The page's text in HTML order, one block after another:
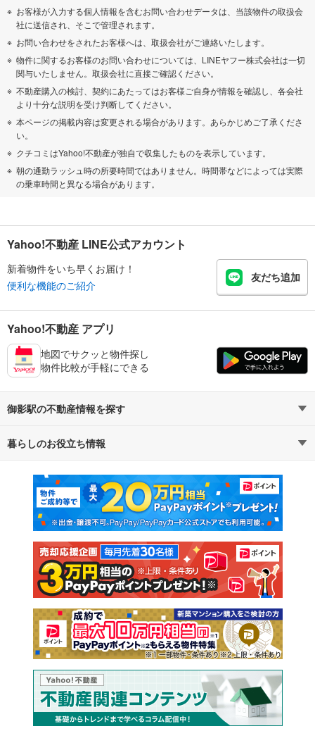
お客様が入力する個人情報を含むお問い合わせデータは、当該物件の取扱会
社に送信され、そこで管理されます。
お問い合わせをされたお客様へは、取扱会社がご連絡いたします。
物件に関するお客様のお問い合わせについては、LINEヤフー株式会社は一切
関与いたしません。取扱会社に直接ご確認ください。
不動産購入の検討、契約にあたってはお客様ご自身が情報を確認し、各会社
より十分な説明を受け判断してください。
本ページの掲載内容は変更される場合があります。あらかじめご了承くださ
い。
クチコミはYahoo!不動産が独自で収集したものを表示しています。
朝の通勤ラッシュ時の所要時間ではありません。時間帯などによっては実際
の乗車時間と異なる場合があります。
Yahoo!不動産 LINE公式アカウント
新着物件をいち早くお届け！
便利な機能のご紹介
友だち追加
Yahoo!不動産 アプリ
地図でサクッと物件探し
物件比較が手軽にできる
御影駅の不動産情報を探す
不動産・住宅
新築マンション 中古マンション
新築一戸建て 中古一戸建て
注文住宅 土地
売却査定
暮らしのお役立ち情報
マンションカタログ 教えて！住まいの先生